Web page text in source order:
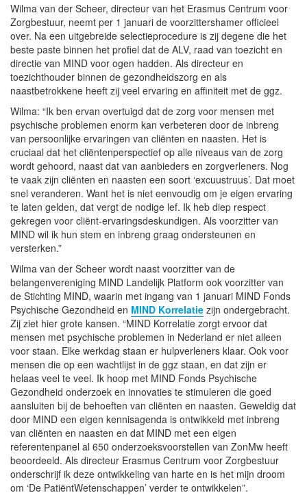
Wilma van der Scheer, directeur van het Erasmus Centrum voor
Zorgbestuur, neemt per 1 januari de voorzittershamer officieel
over. Na een uitgebreide selectieprocedure is zij degene die het
beste paste binnen het profiel dat de ALV, raad van toezicht en
directie van MIND voor ogen hadden. Als directeur en
toezichthouder binnen de gezondheidszorg en als
naastbetrokkene heeft zij veel ervaring en affiniteit met de ggz.
Wilma: “Ik ben ervan overtuigd dat de zorg voor mensen met
psychische problemen enorm kan verbeteren door de inbreng
van persoonlijke ervaringen van cliënten en naasten. Het is
cruciaal dat het cliëntenperspectief op alle niveaus van de zorg
wordt gehoord, naast dat van aanbieders en zorgverleners. Nog
te vaak zijn cliënten en naasten een soort ‘excuustruus’. Dat moet
snel veranderen. Want het is niet eenvoudig om je eigen ervaring
te laten gelden, dat vergt de nodige lef. Ik heb diep respect
gekregen voor cliënt-ervaringsdeskundigen. Als voorzitter van
MIND wil ik hun stem en inbreng graag ondersteunen en
versterken.”
Wilma van der Scheer wordt naast voorzitter van de
belangenvereniging MIND Landelijk Platform ook voorzitter van
de Stichting MIND, waarin met ingang van 1 januari MIND Fonds
Psychische Gezondheid en MIND Korrelatie zijn ondergebracht.
Zij ziet hier grote kansen. “MIND Korrelatie zorgt ervoor dat
mensen met psychische problemen in Nederland er niet alleen
voor staan. Elke werkdag staan er hulpverleners klaar. Ook voor
mensen die op een wachtlijst in de ggz staan, en dat zijn er
helaas veel te veel. Ik hoop met MIND Fonds Psychische
Gezondheid onderzoek en innovaties te stimuleren die goed
aansluiten bij de behoeften van cliënten en naasten. Geweldig dat
door MIND een eigen kennisagenda is ontwikkeld met inbreng
van cliënten en naasten en dat MIND met een eigen
referentenpanel al 650 onderzoeksvoorstellen van ZonMw heeft
beoordeeld. Als directeur Erasmus Centrum voor Zorgbestuur
onderschrijf ik deze ontwikkeling van harte en is het mijn droom
om ‘De PatiëntWetenschappen’ verder te ontwikkelen”.